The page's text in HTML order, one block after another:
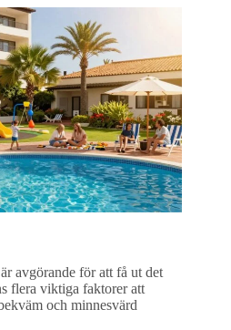
avgörande för att få ut det
flera viktiga faktorer att
och minnesvärd